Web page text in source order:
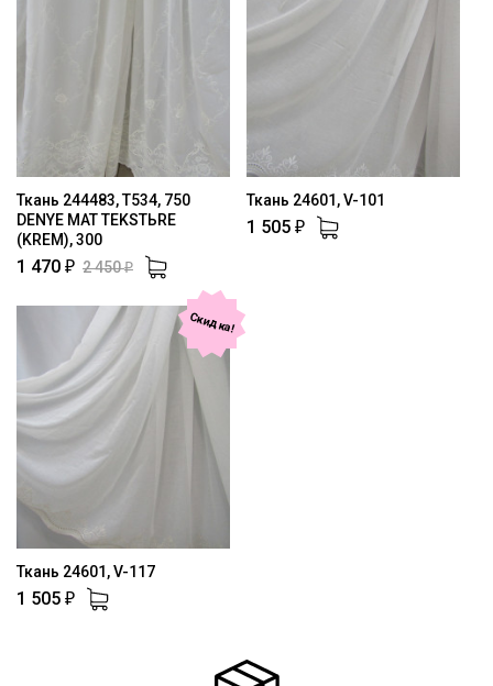
Ткань 244483, T534, 750
DENYE MAT TEKSTЬRE
(KREM), 300
1 470 ₽ 2 450₽
Ткань 24601, V-101
1 505 ₽
Ткань 24601, V-117
1 505 ₽
Скидка!